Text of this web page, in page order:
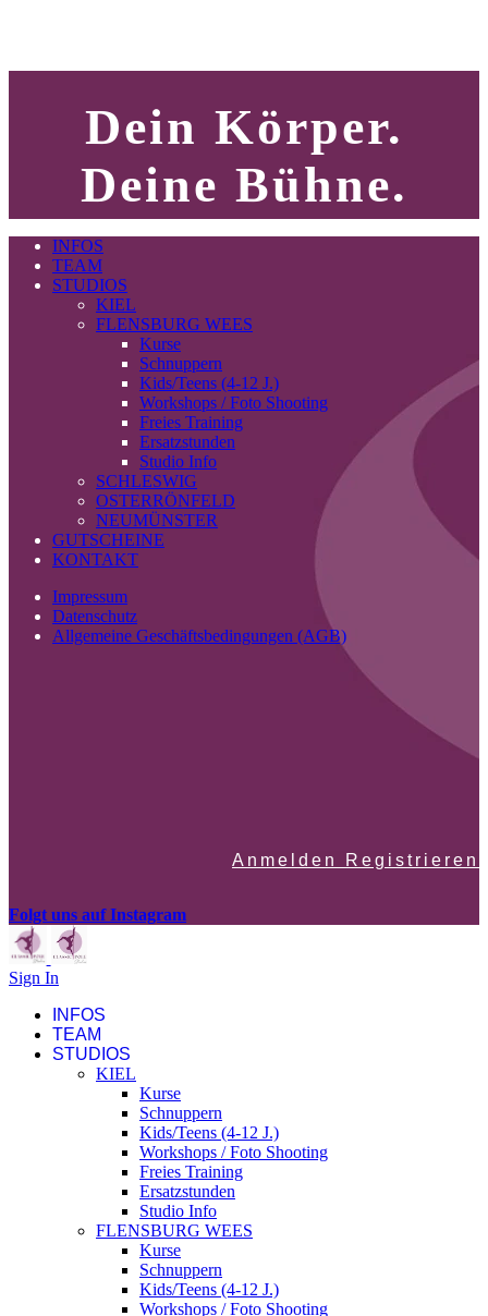
Dein Körper.
Deine Bühne.
INFOS
TEAM
STUDIOS
KIEL
FLENSBURG WEES
Kurse
Schnuppern
Kids/Teens (4-12 J.)
Workshops / Foto Shooting
Freies Training
Ersatzstunden
Studio Info
SCHLESWIG
OSTERRÖNFELD
NEUMÜNSTER
GUTSCHEINE
KONTAKT
Impressum
Datenschutz
Allgemeine Geschäftsbedingungen (AGB)
Anmelden Registrieren
Folgt uns auf Instagram
Sign In
INFOS
TEAM
STUDIOS
KIEL
Kurse
Schnuppern
Kids/Teens (4-12 J.)
Workshops / Foto Shooting
Freies Training
Ersatzstunden
Studio Info
FLENSBURG WEES
Kurse
Schnuppern
Kids/Teens (4-12 J.)
Workshops / Foto Shooting